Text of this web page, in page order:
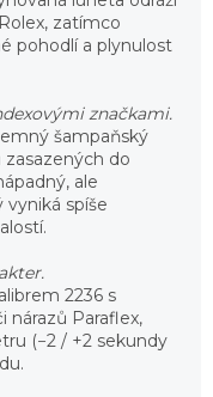
zatímco
pohodlí a plynulost
značkami.
šampaňský
do
ale
vyniká spíše
2236 s
nárazů Paraflex,
(−2 / +2 sekundy